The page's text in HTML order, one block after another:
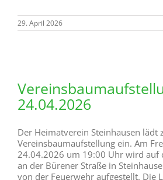
29. April 2026
24.04.2026
Der Heimatverein Steinhausen lädt
Vereinsbaumaufstellung ein. Am
24.04.2026 um 19:00 Uhr wird auf
an der Bürener Straße in
von der Feuerwehr aufgestellt. Die